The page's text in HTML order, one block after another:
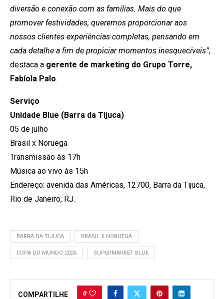
diversão e conexão com as famílias. Mais do que
promover festividades, queremos proporcionar aos
nossos clientes experiências completas, pensando em
cada detalhe a fim de propiciar momentos inesquecíveis”,
destaca a gerente de marketing do Grupo Torre,
Fabíola Palo.
Serviço
Unidade Blue (Barra da Tijuca)
05 de julho
Brasil x Noruega
Transmissão às 17h
Música ao vivo às 15h
Endereço: avenida das Américas, 12700, Barra da Tijuca,
Rio de Janeiro, RJ.
BARRA DA TIJUCA BRASIL X NORUEGA
COPA DO MUNDO 2026 SUPERMARKET BLUE
COMPARTILHE 0